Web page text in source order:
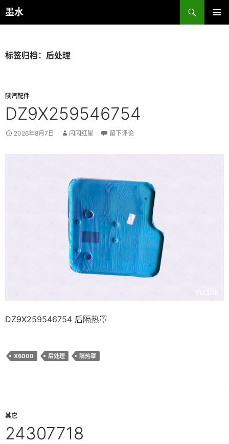
跳
至
墨水
搜
索
标签归档：后处理
陕汽配件
DZ9X259546754
2026年8月7日 闪闪红星 留下评论
DZ9X259546754 后隔热罩
X6000 后处理 隔热罩
其它
24307718